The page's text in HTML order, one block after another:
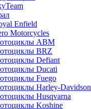
Enfield
Motorcycles
ABM
BRZ
Defiant
Ducati
Fuego
Harley-Davidson
Husqvarna
Koshine